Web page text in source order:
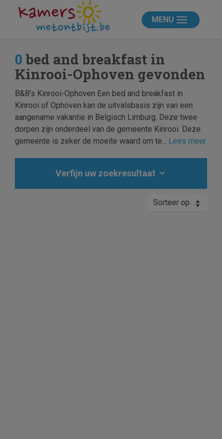
MENU
0 bed and breakfast in
Kinrooi-Ophoven gevonden
B&B's Kinrooi-Ophoven Een bed and breakfast in
Kinrooi of Ophoven kan de uitvalsbasis zijn van een
aangename vakantie in Belgisch Limburg. Deze twee
dorpen zijn onderdeel van de gemeente Kinrooi. Deze
gemeente is zeker de moeite waard om te... Lees meer
Verfijn uw zoekresultaat
Sorteer op